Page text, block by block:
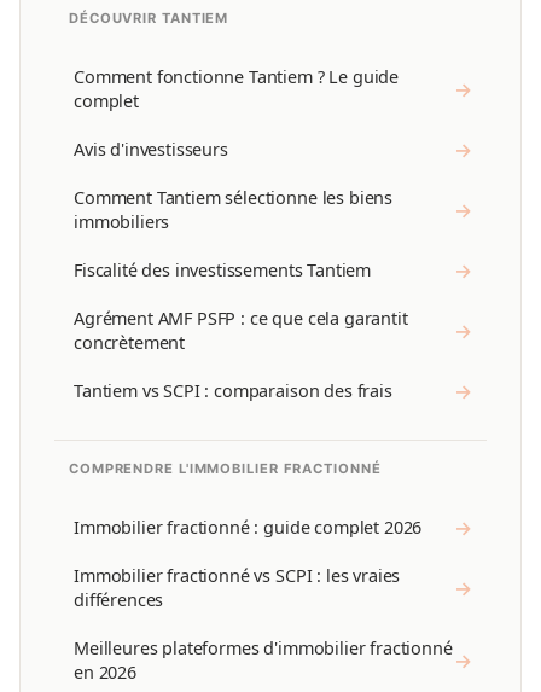
DÉCOUVRIR TANTIEM
Comment fonctionne Tantiem ? Le guide
complet
→
Avis d'investisseurs →
Comment Tantiem sélectionne les biens
immobiliers
→
Fiscalité des investissements Tantiem →
Agrément AMF PSFP : ce que cela garantit
concrètement
→
Tantiem vs SCPI : comparaison des frais →
COMPRENDRE L'IMMOBILIER FRACTIONNÉ
Immobilier fractionné : guide complet 2026 →
Immobilier fractionné vs SCPI : les vraies
différences
→
Meilleures plateformes d'immobilier fractionné
en 2026
→